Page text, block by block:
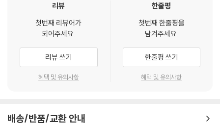
리뷰
첫번째 리뷰어가
되어주세요.
리뷰 쓰기
혜택 및 유의사항
한줄평
첫번째 한줄평을
남겨주세요.
한줄평 쓰기
혜택 및 유의사항
배송/반품/교환 안내